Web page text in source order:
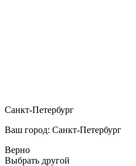
Санкт-Петербург
Ваш город: Санкт-Петербург
Верно
Выбрать другой